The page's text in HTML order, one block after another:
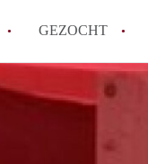
GEZOCHT
How to translate
Hoeveel kost het om te